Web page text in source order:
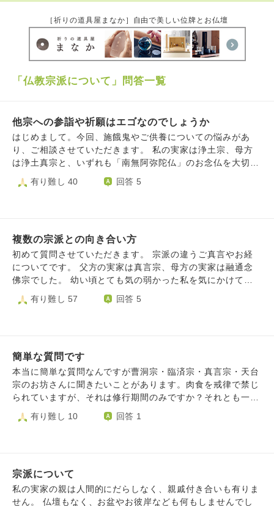
［祈りの道具屋まなか］自由で美しい位牌とお仏壇
「仏教宗派について」問答一覧
他宗への参詣や祈願はエゴなのでしょうか
​はじめまして。今回、施餓鬼やご供養についての悩みがあ
り、ご相談させていただきます。 ​私の実家は浄土宗、母方
は浄土真宗と、いずれも「南無阿弥陀仏」のお念仏を大切に
する家庭で育ちました。現在は実家を離れ、一人暮らしをし
ております。 ​数年前、御朱印を集めるのをきっかけに通い
するようになり、また自分自身で家系図を作るようになって
からは、ご先祖様や命への意識がより強くなっていきまし
た。 ​しかし近年になり、「自分のしてきたことは、本当に
正しかったのだろうか」と頭を悩ませるようになりました。
べきだったのではないか、自分のエゴ（自力や欲）が肥大化
正しかったのか」という葛藤の中で、自分を責めて苦しくな
っております。 ​お坊さま方より、この心のありようについ
てご示教をいただけますと幸いです。どうぞよろしくお願い
いたします。
有り難し 40 回答 5
複数の宗派との向き合い方
初めて質問させていただきます。 宗派の違うご真言やお経
についてです。 父方の実家は真言宗、母方の実家は融通念
佛宗でした。 幼い頃とても気の弱かった私を気にかけてく
れた父方の祖父に、毎朝七回、「おんかかかびさんまえいそ
わか」と唱えて小さな仏様に手を合わせるように教えてもら
に親しみを持ち、何の違和感も抱いたことがありません。
それなのに、結婚後に夫の実家の法事で初めて南妙法蓮華経
と聞いたときは、大げさかもしれませんがカルチャーショッ
クのようなものを受けました。夫の実家は日蓮宗です。 違
を感じてしまいます。 日蓮宗のことをよく知れば解消する
きですし、般若心経やお地蔵さまのご真言に心が安らぎま
す。 反面、これら他宗派のお経やご真言を心の中でも唱え
ることは罰当たりな気もしています。 将来は、ひとりぼっ
有り難し 57 回答 5
簡単な質問です
本当に簡単な質問なんですが曹洞宗・臨済宗・真言宗・天台
宗のお坊さんに聞きたいことがあります。肉食を戒律で禁じ
られていますが、それは修行期間のみですか？それとも一生
ずーと続くものですか？
有り難し 10 回答 1
宗派について
私の実家の親は人間的にだらしなく、親戚付き合いも有りま
せん。 仏壇もなく、お盆やお彼岸なども何もしませんでし